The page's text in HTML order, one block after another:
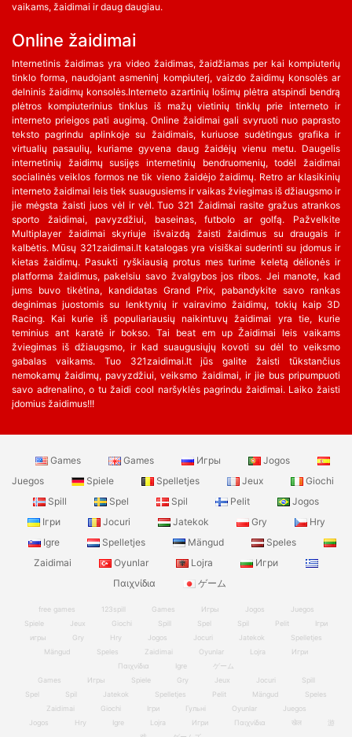
vaikams, žaidimai ir daug daugiau.
Online žaidimai
Internetinis žaidimas yra video žaidimas, žaidžiamas per kai kompiuterių
tinklo forma, naudojant asmeninį kompiuterį, vaizdo žaidimų konsolės ar
delninis žaidimų konsolės.Interneto azartinių lošimų plėtra atspindi bendrą
plėtros kompiuterinius tinklus iš mažų vietinių tinklų prie interneto ir
interneto prieigos pati augimą. Online žaidimai gali svyruoti nuo paprasto
teksto pagrindu aplinkoje su žaidimais, kuriuose sudėtingus grafika ir
virtualių pasaulių, kuriame gyvena daug žaidėjų vienu metu. Daugelis
internetinių žaidimų susijęs internetinių bendruomenių, todėl žaidimai
socialinės veiklos formos ne tik vieno žaidėjo žaidimų. Retro ar klasikinių
interneto žaidimai leis tiek suaugusiems ir vaikas žviegimas iš džiaugsmo ir
jie mėgsta žaisti juos vėl ir vėl. Tuo 321 Žaidimai rasite gražus atrankos
sporto žaidimai, pavyzdžiui, baseinas, futbolo ar golfą. Pažvelkite
Multiplayer žaidimai skyriuje išvaizdą žaisti žaidimus su draugais ir
kalbėtis. Mūsų 321zaidimai.lt katalogas yra visiškai suderinti su įdomus ir
kietas žaidimų. Pasukti ryškiausią protus mes turime keletą dėlionės ir
platforma žaidimus, pakelsiu savo žvalgybos jos ribos. Jei manote, kad
jums buvo tikėtina, kandidatas Grand Prix, pabandykite savo rankas
deginimas juostomis su lenktynių ir vairavimo žaidimų, tokių kaip 3D
Racing. Kai kurie iš populiariausių naikintuvų žaidimai yra tie, kurie
teminius ant karatė ir bokso. Tai beat em up Žaidimai leis vaikams
žviegimas iš džiaugsmo, ir kad suaugusiųjų kovoti su dėl to veiksmo
gabalas vaikams. Tuo 321zaidimai.lt jūs galite žaisti tūkstančius
nemokamų žaidimų, pavyzdžiui, veiksmo žaidimai, ir jie bus pripumpuoti
savo adrenalino, o tu žaidi cool naršyklės pagrindu žaidimai. Laiko žaisti
įdomius žaidimus!!!
Games Games Игры
Jogos
Juegos
Spiele Spelletjes Jeux
Giochi
Spill
Spel Spil Pelit
Jogos
Ігри
Jocuri Jatekok Gry
Hry
Igre
Spelletjes Mängud
Speles
Zaidimai
Oyunlar Lojra
Игри
Παιχνίδια
ゲーム
free games 123spill Games Игры Jogos
Juegos
Spiele
Jeux Giochi Spill Spel Spil Pelit
Ігри
игры
Gry Hry Jogos Jocuri Jatekok
Spelletjes
Mängud
Speles Zaidimai Oyunlar Lojra
Игри
Παιχνίδια
Igre
ゲーム
Games
Игры Spiele Gry Jeux Jocuri
Spill
Spel
Spil Jatekok Spelletjes Pelit Mängud
Speles
Zaidimai
Giochi Ігри Гульні Oyunlar
Juegos
Jogos
Hry Igre Lojra Игри Παιχνίδια खेल
游